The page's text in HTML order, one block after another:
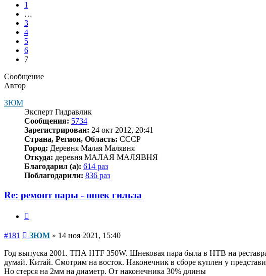
1
…
3
4
5
6
7
Сообщение
Автор
ЗЮМ
Эксперт Гидравлик
Сообщения: 5734
Зарегистрирован: 24 окт 2012, 20:41
Страна, Регион, Область: СССР
Город: Деревня Малая Малявня
Откуда: деревня МАЛАЯ МАЛЯВНЯ
Благодарил (а): 614 раз
Поблагодарили: 836 раз
Re: ремонт пары - шнек гильза
#181 Сообщение
ЗЮМ » 14 ноя 2021, 15:40
Год выпуска 2001. ТПА НТF 350W. Шнековая пара была в НТВ на
думай. Китай. Смотрим на восток. Наконечник в сборе куплен у
Но стерся на 2мм на диаметр. От наконечника 30% длины